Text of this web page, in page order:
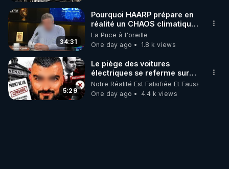
34:31
Pourquoi HAARP prépare en
réalité un CHAOS climatique,
on répond
La Puce à l'oreille
One day ago
1.8 k views
5:29
Le piège des voitures
électriques se referme sur
les usagers !
Notre Réalité Est Falsifiée Et Fausse
One day ago
4.4 k views